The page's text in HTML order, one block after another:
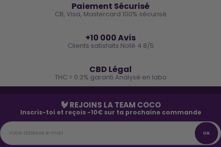
Paiement Sécurisé
CB, Visa, Mastercard 100% sécurisé
+10 000 Avis
Clients satisfaits Noté 4.8/5
CBD Légal
THC < 0.3% garanti Analysé en labo
🐓 REJOINS LA TEAM COCO
Inscris-toi et reçois -10€ sur ta prochaine commande